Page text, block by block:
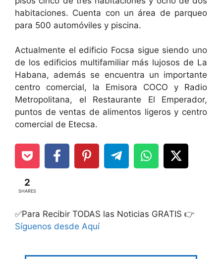
habitaciones. Cuenta con un área de parqueo
para 500 automóviles y piscina.
Actualmente el edificio Focsa sigue siendo uno
de los edificios multifamiliar más lujosos de La
Habana, además se encuentra un importante
centro comercial, la Emisora COCO y Radio
Metropolitana, el Restaurante El Emperador,
puntos de ventas de alimentos ligeros y centro
comercial de Etecsa.
2
SHARES
✅Para Recibir TODAS las Noticias GRATIS 👉
Síguenos desde Aquí